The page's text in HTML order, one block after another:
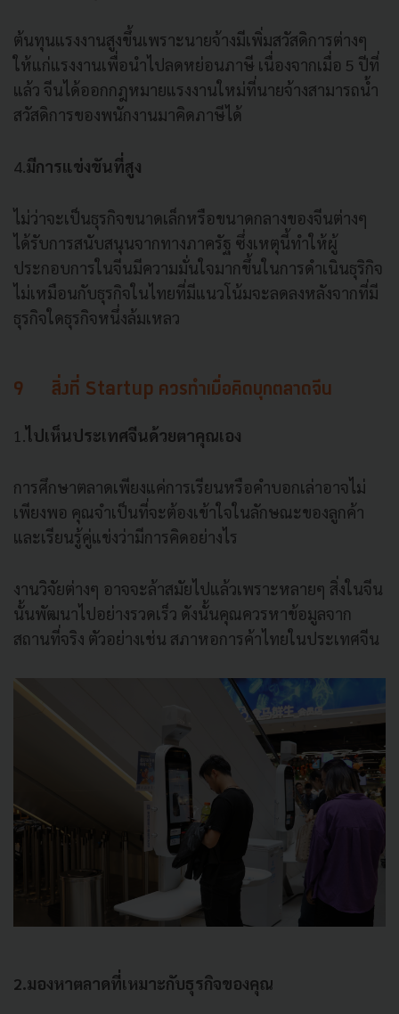
ต้นทุนแรงงานสูงขึ้นเพราะนายจ้างมีเพิ่มสวัสดิการต่างๆ
ให้แก่แรงงานเพื่อนำไปลดหย่อนภาษี เนื่องจากเมื่อ 5 ปีที่
แล้ว จีนได้ออกกฎหมายแรงงานใหม่ที่นายจ้างสามารถน้ำ
สวัสดิการของพนักงานมาคิดภาษีได้
4.มีการแข่งขันที่สูง
ไม่ว่าจะเป็นธุรกิจขนาดเล็กหรือขนาดกลางของจีนต่างๆ
ได้รับการสนับสนุนจากทางภาครัฐ ซึ่งเหตุนี้ทำให้ผู้
ประกอบการในจีนมีความมั่นใจมากขึ้นในการดำเนินธุริกิจ
ไม่เหมือนกับธุรกิจในไทยที่มีแนวโน้มจะลดลงหลังจากที่มี
ธุรกิจใดธุรกิจหนึ่งล้มเหลว
9 สิ่งที่ Startup ควรทำเมื่อคิดบุกตลาดจีน
1.ไปเห็นประเทศจีนด้วยตาคุณเอง
การศึกษาตลาดเพียงแค่การเรียนหรือคำบอกเล่าอาจไม่
เพียงพอ คุณจำเป็นที่จะต้องเข้าใจในลักษณะของลูกค้า
และเรียนรู้คู่แข่งว่ามีการคิดอย่างไร
งานวิจัยต่างๆ อาจจะล้าสมัยไปแล้วเพราะหลายๆ สิ่งในจีน
นั้นพัฒนาไปอย่างรวดเร็ว ดังนั้นคุณควรหาข้อมูลจาก
สถานที่จริง ตัวอย่างเช่น สภาหอการค้าไทยในประเทศจีน
2.มองหาตลาดที่เหมาะกับธุรกิจของคุณ